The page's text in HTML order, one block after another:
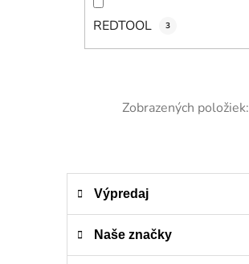
REDTOOL 3
Zobrazených položiek:
kategórie
K
t
g
Výpredaj
Naše značky